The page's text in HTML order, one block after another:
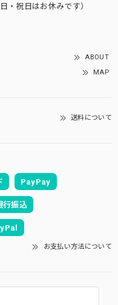
・祝日はお休みです）
ABOUT
MAP
送料について
PayPay
行振込
お支払い方法について